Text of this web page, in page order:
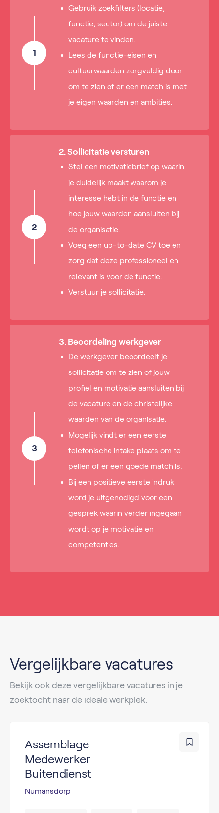
1
Gebruik zoekfilters (locatie,
functie, sector) om de juiste
vacature te vinden.
Lees de functie-eisen en
cultuurwaarden zorgvuldig door
om te zien of er een match is met
je eigen waarden en ambities.
2
2. Sollicitatie versturen
Stel een motivatiebrief op waarin
je duidelijk maakt waarom je
interesse hebt in de functie en
hoe jouw waarden aansluiten bij
de organisatie.
Voeg een up-to-date CV toe en
zorg dat deze professioneel en
relevant is voor de functie.
Verstuur je sollicitatie.
3
3. Beoordeling werkgever
De werkgever beoordeelt je
sollicitatie om te zien of jouw
profiel en motivatie aansluiten bij
de vacature en de christelijke
waarden van de organisatie.
Mogelijk vindt er een eerste
telefonische intake plaats om te
peilen of er een goede match is.
Bij een positieve eerste indruk
word je uitgenodigd voor een
gesprek waarin verder ingegaan
wordt op je motivatie en
competenties.
Vergelijkbare vacatures
Bekijk ook deze vergelijkbare vacatures in je
zoektocht naar de ideale werkplek.
Assemblage
Medewerker
Buitendienst
Numansdorp